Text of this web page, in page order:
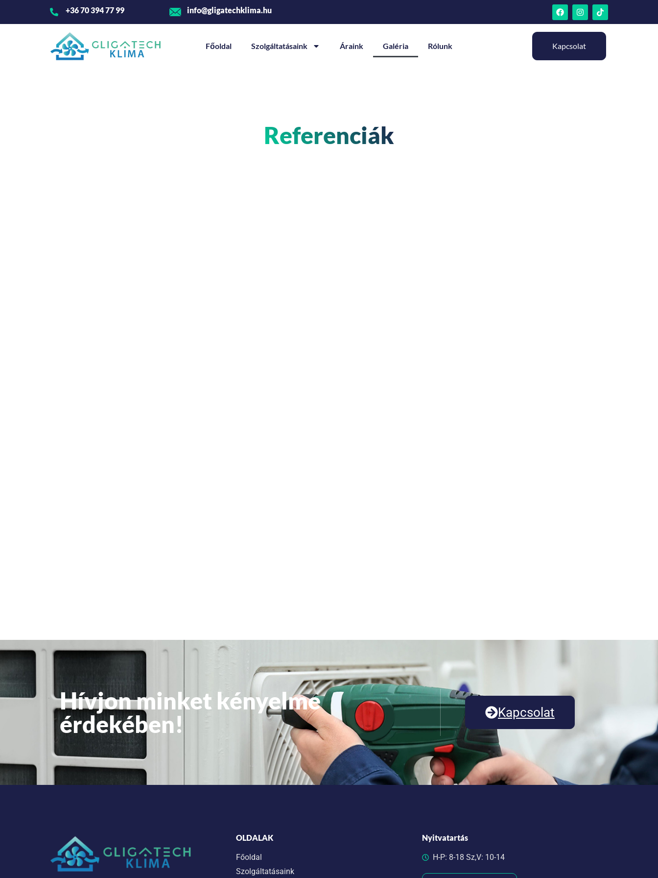
+36 70 394 77 99 info@gligatechklima.hu
Főoldal Szolgáltatásaink Áraink Galéria Rólunk Kapcsolat
Referenciák
Hívjon minket kényelme
érdekében!
Kapcsolat
OLDALAK
Főoldal
Szolgáltatásaink
Nyitvatartás
H-P: 8-18 Sz,V: 10-14